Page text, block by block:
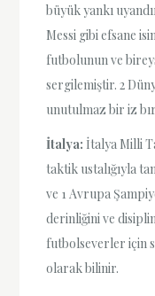
büyük yankı
Messi gibi efsane
futbolunun ve
sergilemiştir. 2
unutulmaz bir iz
İtalya: İtalya Milli
taktik ustalığıyla
ve 1 Avrupa
derinliğini ve
futbolseverler için
olarak bilinir.